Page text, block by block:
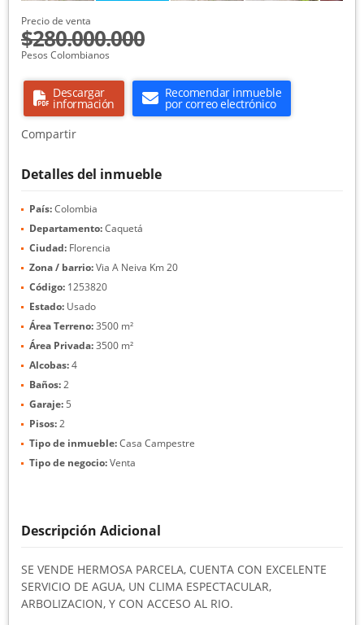
Precio de venta
$280.000.000
Pesos Colombianos
Descargar
información
Recomendar inmueble
por correo electrónico
Compartir
Detalles del inmueble
País:Colombia
Departamento:Caquetá
Ciudad: Florencia
Zona / barrio:Via A Neiva Km 20
Código: 1253820
Estado: Usado
Área Terreno:3500 m²
Área Privada:3500 m²
Alcobas:4
Baños:2
Garaje: 5
Pisos:2
Tipo de inmueble:Casa Campestre
Tipo de negocio:Venta
Descripción Adicional
SE VENDE HERMOSA PARCELA, CUENTA CON EXCELENTE
SERVICIO DE AGUA, UN CLIMA ESPECTACULAR,
ARBOLIZACION, Y CON ACCESO AL RIO.